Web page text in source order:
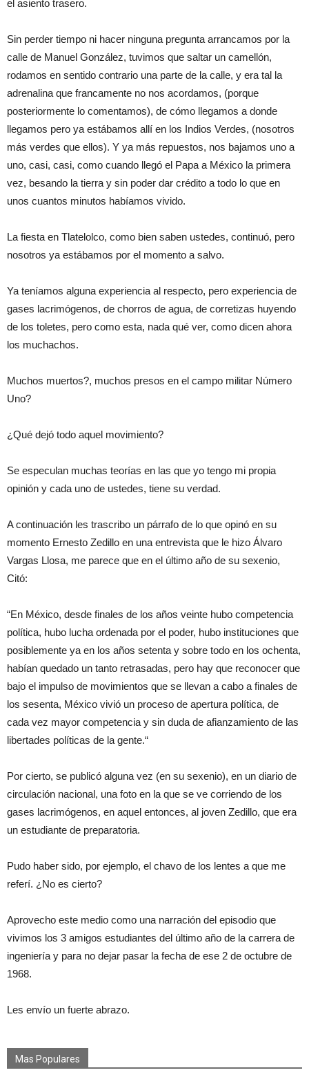
el asiento trasero.
Sin perder tiempo ni hacer ninguna pregunta arrancamos por la
calle de Manuel González, tuvimos que saltar un camellón,
rodamos en sentido contrario una parte de la calle, y era tal la
adrenalina que francamente no nos acordamos, (porque
posteriormente lo comentamos), de cómo llegamos a donde
llegamos pero ya estábamos allí en los Indios Verdes, (nosotros
más verdes que ellos). Y ya más repuestos, nos bajamos uno a
uno, casi, casi, como cuando llegó el Papa a México la primera
vez, besando la tierra y sin poder dar crédito a todo lo que en
unos cuantos minutos habíamos vivido.
La fiesta en Tlatelolco, como bien saben ustedes, continuó, pero
nosotros ya estábamos por el momento a salvo.
Ya teníamos alguna experiencia al respecto, pero experiencia de
gases lacrimógenos, de chorros de agua, de corretizas huyendo
de los toletes, pero como esta, nada qué ver, como dicen ahora
los muchachos.
Muchos muertos?, muchos presos en el campo militar Número
Uno?
¿Qué dejó todo aquel movimiento?
Se especulan muchas teorías en las que yo tengo mi propia
opinión y cada uno de ustedes, tiene su verdad.
A continuación les trascribo un párrafo de lo que opinó en su
momento Ernesto Zedillo en una entrevista que le hizo Álvaro
Vargas Llosa, me parece que en el último año de su sexenio,
Citó:
“En México, desde finales de los años veinte hubo competencia
política, hubo lucha ordenada por el poder, hubo instituciones que
posiblemente ya en los años setenta y sobre todo en los ochenta,
habían quedado un tanto retrasadas, pero hay que reconocer que
bajo el impulso de movimientos que se llevan a cabo a finales de
los sesenta, México vivió un proceso de apertura política, de
cada vez mayor competencia y sin duda de afianzamiento de las
libertades políticas de la gente.“
Por cierto, se publicó alguna vez (en su sexenio), en un diario de
circulación nacional, una foto en la que se ve corriendo de los
gases lacrimógenos, en aquel entonces, al joven Zedillo, que era
un estudiante de preparatoria.
Pudo haber sido, por ejemplo, el chavo de los lentes a que me
referí. ¿No es cierto?
Aprovecho este medio como una narración del episodio que
vivimos los 3 amigos estudiantes del último año de la carrera de
ingeniería y para no dejar pasar la fecha de ese 2 de octubre de
1968.
Les envío un fuerte abrazo.
Mas Populares